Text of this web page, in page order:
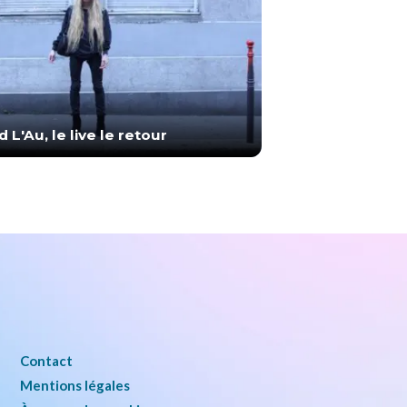
L'Au, le live le retour
Contact
Mentions légales